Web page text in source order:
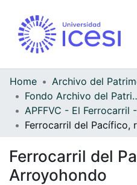
Home
Fondo Archivo del
Ferrocarril del
Arroyohondo